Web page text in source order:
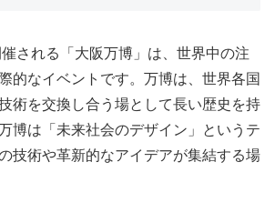
される「大阪万博」は、世界中の注
的なイベントです。万博は、世界各国
術を交換し合う場として長い歴史を持
博は「未来社会のデザイン」というテ
技術や革新的なアイデアが集結する場